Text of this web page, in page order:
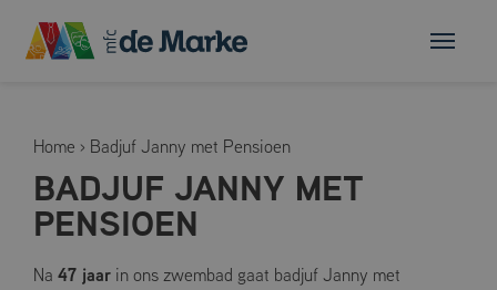
Home › Badjuf Janny met Pensioen
BADJUF JANNY MET
PENSIOEN
Na 47 jaar in ons zwembad gaat badjuf Janny met